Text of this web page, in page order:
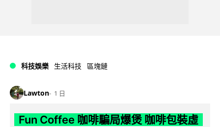
科技娛樂 生活科技 區塊鏈
Lawton 1 日
Fun Coffee 咖啡騙局爆煲 咖啡包裝虛